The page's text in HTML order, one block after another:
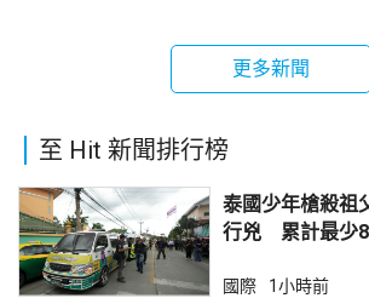
更多新聞
至 Hit 新聞排行榜
泰國少年槍殺祖
行兇 累計最少
國際 1小時前